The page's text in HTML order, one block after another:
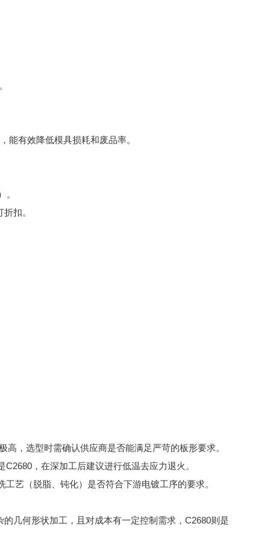
有效降低模具损耗和废品率。
扣。
，选型时需确认供应商是否能满足严苛的板形要求。
，在深加工后建议进行低温去应力退火。
艺（脱脂、钝化）是否符合下游电镀工序的要求。
几何形状加工，且对成本有一定控制需求，C2680则是